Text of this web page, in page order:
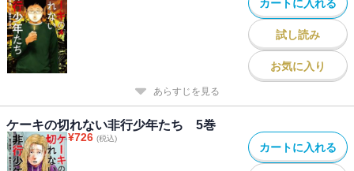
カートに入れる
試し読み
お気に入り
あらすじを見る
ケーキの切れない非行少年たち 5巻
¥726 (税込)
カートに入れる